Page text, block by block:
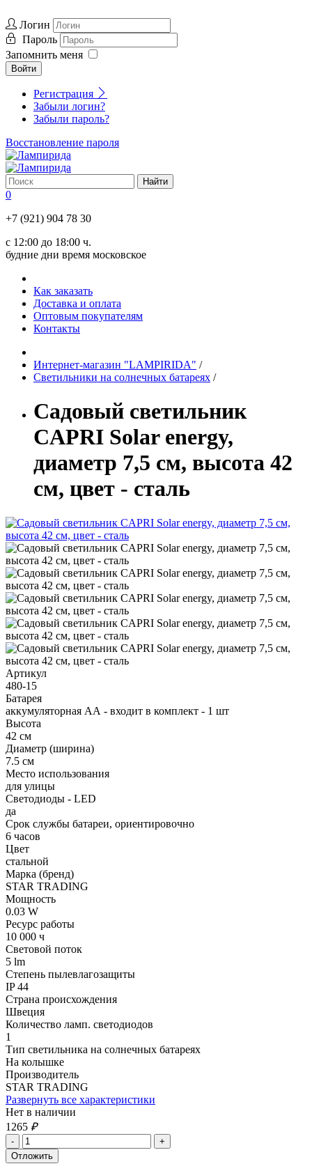
Логин
Пароль
Запомнить меня
Войти
Регистрация
Забыли логин?
Забыли пароль?
Восстановление пароля
0
+7 (921) 904 78 30
с 12:00 до 18:00 ч.
будние дни время московское
Как заказать
Доставка и оплата
Оптовым покупателям
Контакты
Интернет-магазин "LAMPIRIDA" /
Светильники на солнечных батареях /
Садовый светильник
CAPRI Solar energy,
диаметр 7,5 см, высота 42
см, цвет - сталь
Артикул
480-15
Батарея
аккумуляторная АА - входит в комплект - 1 шт
Высота
42 см
Диаметр (ширина)
7.5 см
Место использования
для улицы
Светодиоды - LED
да
Срок службы батареи, ориентировочно
6 часов
Цвет
стальной
Марка (бренд)
STAR TRADING
Мощность
0.03 W
Ресурс работы
10 000 ч
Световой поток
5 lm
Степень пылевлагозащиты
IP 44
Страна происхождения
Швеция
Количество ламп. светодиодов
1
Тип светильника на солнечных батареях
На колышке
Производитель
STAR TRADING
Развернуть все характеристики
Нет в наличии
1265 ₽